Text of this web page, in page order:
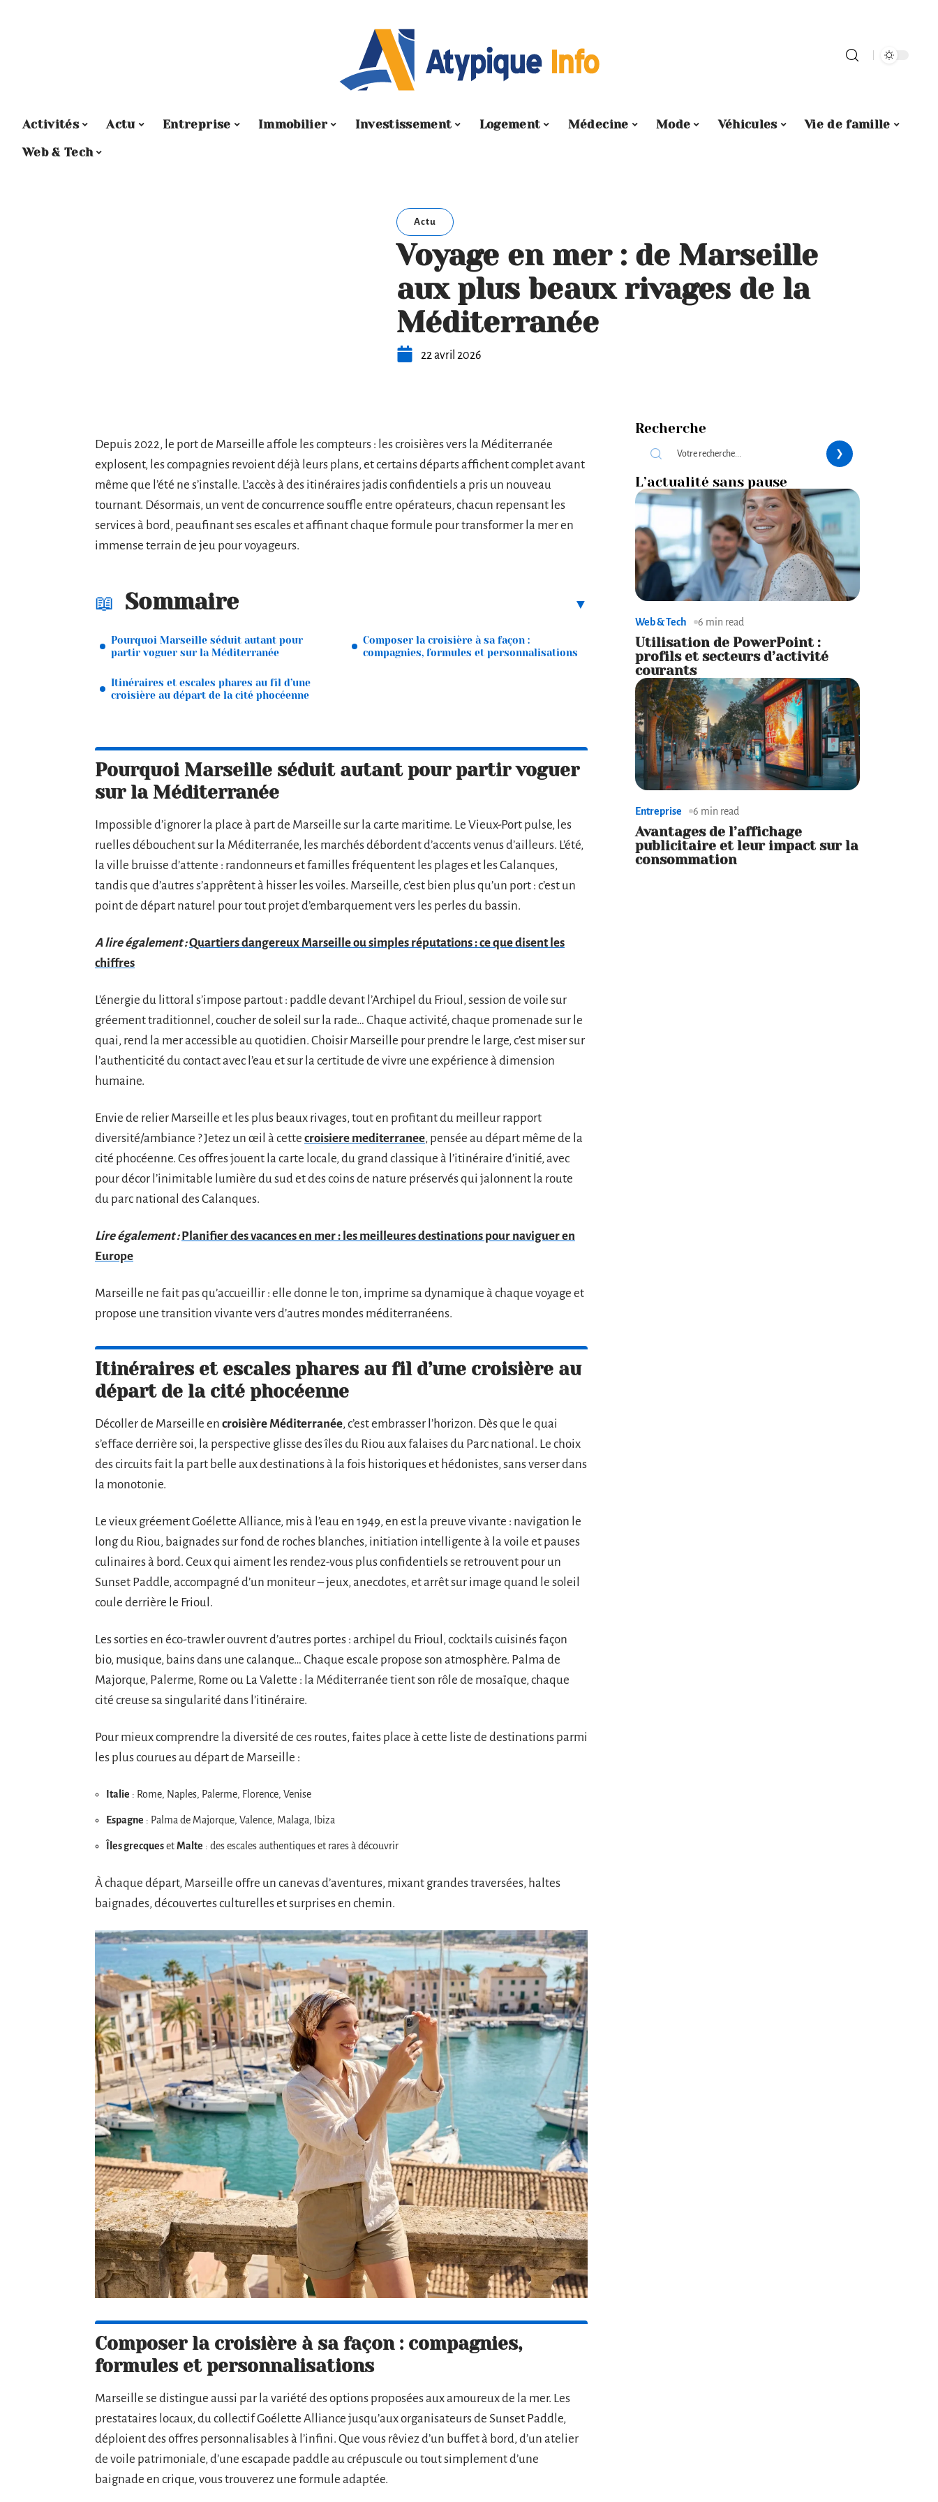
Activités Actu Entreprise Immobilier Investissement Logement Médecine Mode Véhicules
Vie de famille
Web & Tech
Actu
Voyage en mer : de Marseille
aux plus beaux rivages de la
Méditerranée
22 avril 2026
Depuis 2022, le port de Marseille affole les compteurs : les croisières vers la Méditerranée
explosent, les compagnies revoient déjà leurs plans, et certains départs affichent complet avant
même que l’été ne s’installe. L’accès à des itinéraires jadis confidentiels a pris un nouveau
tournant. Désormais, un vent de concurrence souffle entre opérateurs, chacun repensant les
services à bord, peaufinant ses escales et affinant chaque formule pour transformer la mer en
immense terrain de jeu pour voyageurs.
Sommaire
Pourquoi Marseille séduit autant pour
partir voguer sur la Méditerranée
Itinéraires et escales phares au fil d’une
croisière au départ de la cité phocéenne
Composer la croisière à sa façon :
compagnies, formules et personnalisations
Pourquoi Marseille séduit autant pour partir voguer
sur la Méditerranée
Impossible d’ignorer la place à part de Marseille sur la carte maritime. Le Vieux-Port pulse, les
ruelles débouchent sur la Méditerranée, les marchés débordent d’accents venus d’ailleurs. L’été,
la ville bruisse d’attente : randonneurs et familles fréquentent les plages et les Calanques,
tandis que d’autres s’apprêtent à hisser les voiles. Marseille, c’est bien plus qu’un port : c’est un
point de départ naturel pour tout projet d’embarquement vers les perles du bassin.
A lire également :Quartiers dangereux Marseille ou simples réputations : ce que disent les
chiffres
L’énergie du littoral s’impose partout : paddle devant l’Archipel du Frioul, session de voile sur
gréement traditionnel, coucher de soleil sur la rade… Chaque activité, chaque promenade sur le
quai, rend la mer accessible au quotidien. Choisir Marseille pour prendre le large, c’est miser sur
l’authenticité du contact avec l’eau et sur la certitude de vivre une expérience à dimension
humaine.
Envie de relier Marseille et les plus beaux rivages, tout en profitant du meilleur rapport
diversité/ambiance ? Jetez un œil à cette croisiere mediterranee, pensée au départ même de la
cité phocéenne. Ces offres jouent la carte locale, du grand classique à l’itinéraire d’initié, avec
pour décor l’inimitable lumière du sud et des coins de nature préservés qui jalonnent la route
du parc national des Calanques.
Lire également : Planifier des vacances en mer : les meilleures destinations pour naviguer en
Europe
Marseille ne fait pas qu’accueillir : elle donne le ton, imprime sa dynamique à chaque voyage et
propose une transition vivante vers d’autres mondes méditerranéens.
Itinéraires et escales phares au fil d’une croisière au
départ de la cité phocéenne
Décoller de Marseille en croisière Méditerranée, c’est embrasser l’horizon. Dès que le quai
s’efface derrière soi, la perspective glisse des îles du Riou aux falaises du Parc national. Le choix
des circuits fait la part belle aux destinations à la fois historiques et hédonistes, sans verser dans
la monotonie.
Le vieux gréement Goélette Alliance, mis à l’eau en 1949, en est la preuve vivante : navigation le
long du Riou, baignades sur fond de roches blanches, initiation intelligente à la voile et pauses
culinaires à bord. Ceux qui aiment les rendez-vous plus confidentiels se retrouvent pour un
Sunset Paddle, accompagné d’un moniteur – jeux, anecdotes, et arrêt sur image quand le soleil
coule derrière le Frioul.
Les sorties en éco-trawler ouvrent d’autres portes : archipel du Frioul, cocktails cuisinés façon
bio, musique, bains dans une calanque… Chaque escale propose son atmosphère. Palma de
Majorque, Palerme, Rome ou La Valette : la Méditerranée tient son rôle de mosaïque, chaque
cité creuse sa singularité dans l’itinéraire.
Pour mieux comprendre la diversité de ces routes, faites place à cette liste de destinations parmi
les plus courues au départ de Marseille :
Italie : Rome, Naples, Palerme, Florence, Venise
Espagne : Palma de Majorque, Valence, Malaga, Ibiza
Îles grecquesetMalte : des escales authentiques et rares à découvrir
À chaque départ, Marseille offre un canevas d’aventures, mixant grandes traversées, haltes
baignades, découvertes culturelles et surprises en chemin.
Composer la croisière à sa façon : compagnies,
formules et personnalisations
Marseille se distingue aussi par la variété des options proposées aux amoureux de la mer. Les
prestataires locaux, du collectif Goélette Alliance jusqu’aux organisateurs de Sunset Paddle,
déploient des offres personnalisables à l’infini. Que vous rêviez d’un buffet à bord, d’un atelier
de voile patrimoniale, d’une escapade paddle au crépuscule ou tout simplement d’une
baignade en crique, vous trouverez une formule adaptée.
Recherche
L’actualité sans pause
Web & Tech 6 min read
Utilisation de PowerPoint :
profils et secteurs d’activité
courants
Entreprise 6 min read
Avantages de l’affichage
publicitaire et leur impact sur la
consommation